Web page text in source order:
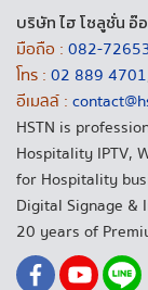
บริษัท ไฮ โซลูชั่น อ๊
มือถือ : 082-
โทร : 02 889 4701
อีเมลล์ :
HSTN is
Hospitality IPTV,
for Hospitality
Digital Signage &
20 years of